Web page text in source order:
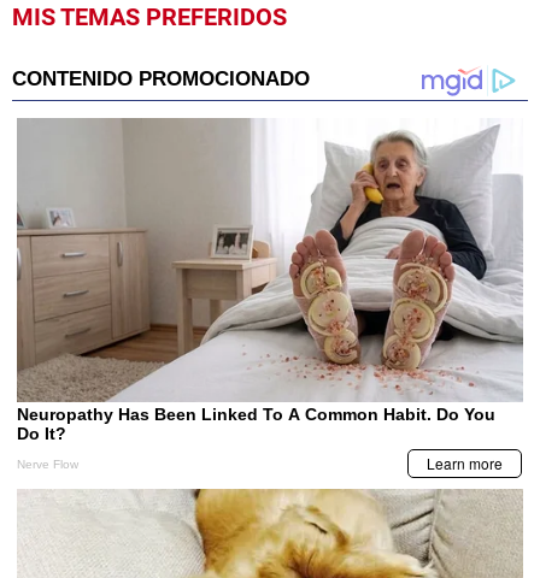
MIS TEMAS PREFERIDOS